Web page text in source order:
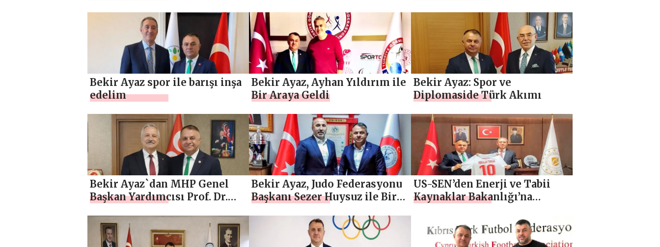
Bekir Ayaz spor ile barışı inşa
edelim
Bekir Ayaz, Ayhan Yıldırım ile
Bir Araya Geldi
Bekir Ayaz: Spor ve
Diplomaside Türk Akımı
Bekir Ayaz`dan MHP Genel
Başkan Yardımcısı Prof. Dr.
Ziyaret
Bekir Ayaz, Judo Federasyonu
Başkanı Sezer Huysuz ile Bir
US-SEN’den Enerji ve Tabii
Kaynaklar Bakanlığı’na